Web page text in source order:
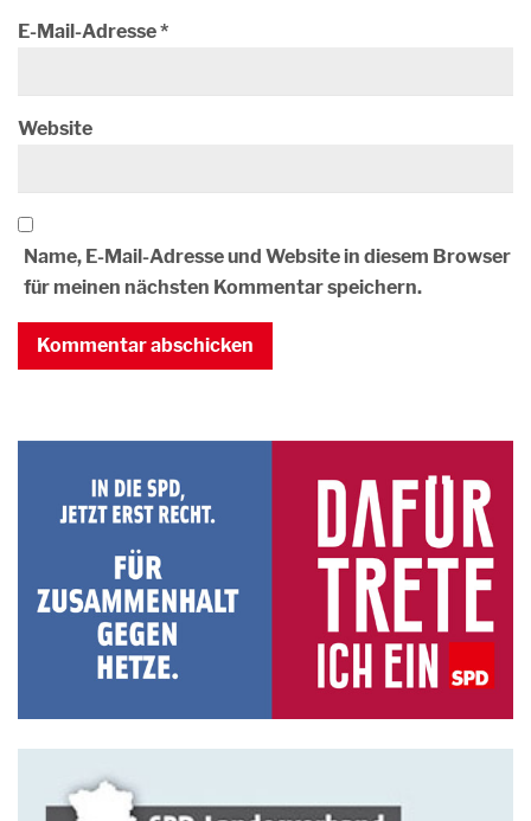
E-Mail-Adresse*
Website
Name, E-Mail-Adresse und Website in diesem Browser
für meinen nächsten Kommentar speichern.